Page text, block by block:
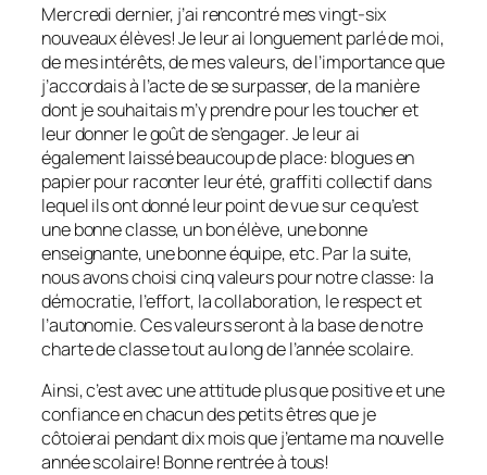
Mercredi dernier, j’ai rencontré mes vingt-six
nouveaux élèves! Je leur ai longuement parlé de moi,
de mes intérêts, de mes valeurs, de l’importance que
j’accordais à l’acte de se surpasser, de la manière
dont je souhaitais m’y prendre pour les toucher et
leur donner le goût de s’engager. Je leur ai
également laissé beaucoup de place: blogues en
papier pour raconter leur été, graffiti collectif dans
lequel ils ont donné leur point de vue sur ce qu’est
une bonne classe, un bon élève, une bonne
enseignante, une bonne équipe, etc. Par la suite,
nous avons choisi cinq valeurs pour notre classe: la
démocratie, l’effort, la collaboration, le respect et
l’autonomie. Ces valeurs seront à la base de notre
charte de classe tout au long de l’année scolaire.
Ainsi, c’est avec une attitude plus que positive et une
confiance en chacun des petits êtres que je
côtoierai pendant dix mois que j’entame ma nouvelle
année scolaire! Bonne rentrée à tous!